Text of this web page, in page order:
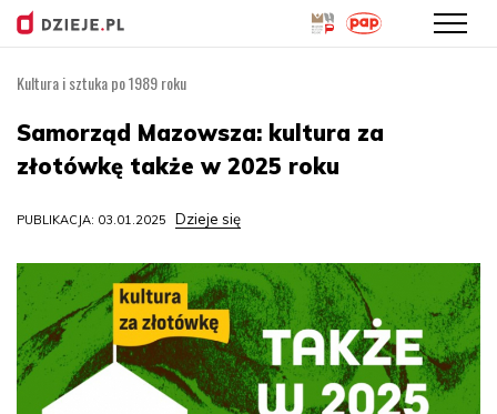
treści
Kultura i sztuka po 1989 roku
Samorząd Mazowsza: kultura za
złotówkę także w 2025 roku
PUBLIKACJA: 03.01.2025 Dzieje się